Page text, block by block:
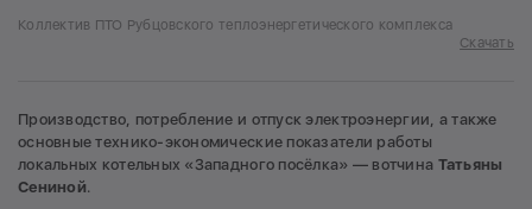
Коллектив ПТО Рубцовского теплоэнергетического комплекса
Скачать
Производство, потребление и отпуск электроэнергии, а также
основные технико-экономические показатели работы
локальных котельных «Западного посёлка» — вотчина Татьяны
Сениной.